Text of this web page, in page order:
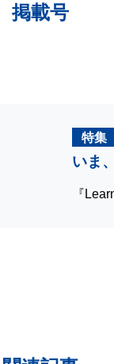
掲載号
特集
いま
『